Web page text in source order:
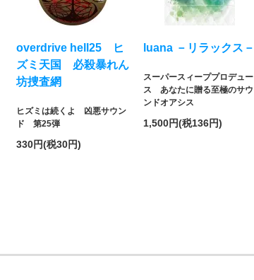
overdrive hell25 ヒ
ズミ天国 必殺暴れん
坊捜査網
ヒズミは続くよ 凶悪サウン
ド 第25弾
330円(税30円)
luana －リラックス－
スーパースィーププロデュー
ス あなたに贈る至極のサウ
ンドオアシス
1,500円(税136円)